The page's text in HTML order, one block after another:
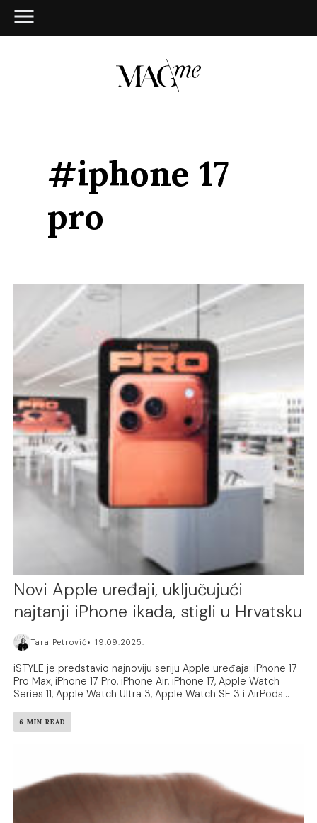
#iphone 17
pro
Novi Apple uređaji, uključujući
najtanji iPhone ikada, stigli u Hrvatsku
Tara Petrović 19.09.2025.
iSTYLE je predstavio najnoviju seriju Apple uređaja: iPhone 17
Pro Max, iPhone 17 Pro, iPhone Air, iPhone 17, Apple Watch
Series 11, Apple Watch Ultra 3, Apple Watch SE 3 i AirPods...
6 MIN READ